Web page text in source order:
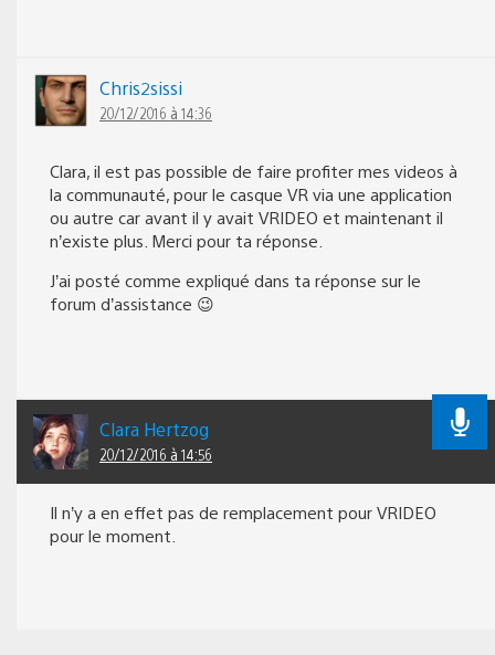
Chris2sissi
20/12/2016 à 14:36
Clara, il est pas possible de faire profiter mes videos à
la communauté, pour le casque VR via une application
ou autre car avant il y avait VRIDEO et maintenant il
n’existe plus. Merci pour ta réponse.
J’ai posté comme expliqué dans ta réponse sur le
forum d’assistance 😉
Clara Hertzog
20/12/2016 à 14:56
Il n’y a en effet pas de remplacement pour VRIDEO
pour le moment.